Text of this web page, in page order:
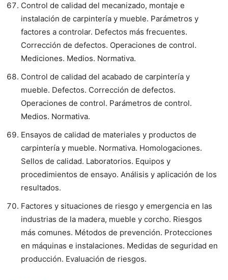
Control de calidad del mecanizado, montaje e
instalación de carpintería y mueble. Parámetros y
factores a controlar. Defectos más frecuentes.
Corrección de defectos. Operaciones de control.
Mediciones. Medios. Normativa.
Control de calidad del acabado de carpintería y
mueble. Defectos. Corrección de defectos.
Operaciones de control. Parámetros de control.
Medios. Normativa.
Ensayos de calidad de materiales y productos de
carpintería y mueble. Normativa. Homologaciones.
Sellos de calidad. Laboratorios. Equipos y
procedimientos de ensayo. Análisis y aplicación de los
resultados.
Factores y situaciones de riesgo y emergencia en las
industrias de la madera, mueble y corcho. Riesgos
más comunes. Métodos de prevención. Protecciones
en máquinas e instalaciones. Medidas de seguridad en
producción. Evaluación de riesgos.